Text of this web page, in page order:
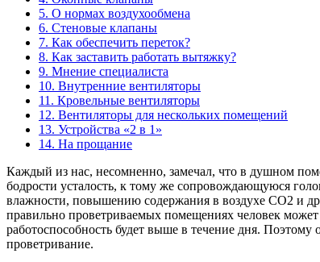
5. О нормах воздухообмена
6. Стеновые клапаны
7. Как обеспечить переток?
8. Как заставить работать вытяжку?
9. Мнение специалиста
10. Внутренние вентиляторы
11. Кровельные вентиляторы
12. Вентиляторы для нескольких помещений
13. Устройства «2 в 1»
14. На прощание
Каждый из нас, несомненно, замечал, что в душном
бодрости усталость, к тому же сопровождающуюся
влажности, повышению содержания в воздухе СО2 и
правильно проветриваемых помещениях человек может
работоспособность будет выше в течение дня.
проветривание.